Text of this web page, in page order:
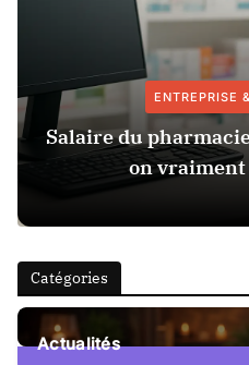
ENTREPRISE
Salaire du
on vraiment
Catégories
Actualités